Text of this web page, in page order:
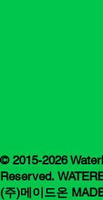
© 2015-2026
Reserved.
(주)메이드온